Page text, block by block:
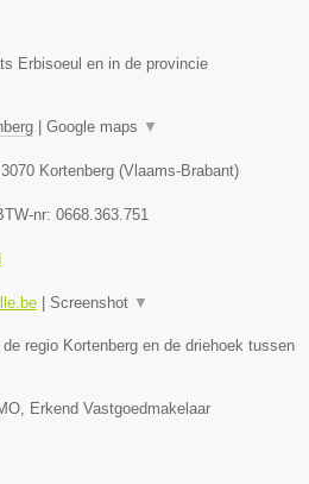
Erbisoeul en in de provincie
Google maps ▼
3070 Kortenberg (Vlaams-Brabant)
nr: 0668.363.751
Screenshot ▼
regio Kortenberg en de driehoek tussen
Erkend Vastgoedmakelaar